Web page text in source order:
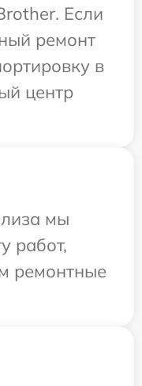
Если
ремонт
в
центр
мы
работ,
ремонтные